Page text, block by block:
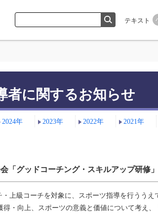
検索
者に関するお知らせ
2024年 2023年 2022年 2021年
「グッドコーチング・スキルアップ研修
上級コーチを対象に、スポーツ指導を行ううえ
得・向上、スポーツの意義と価値について考え